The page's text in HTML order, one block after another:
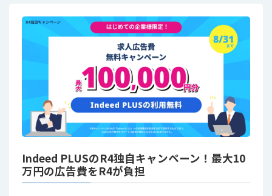
Indeed PLUSのR4独自キャンペーン！最大10
万円の広告費をR4が負担